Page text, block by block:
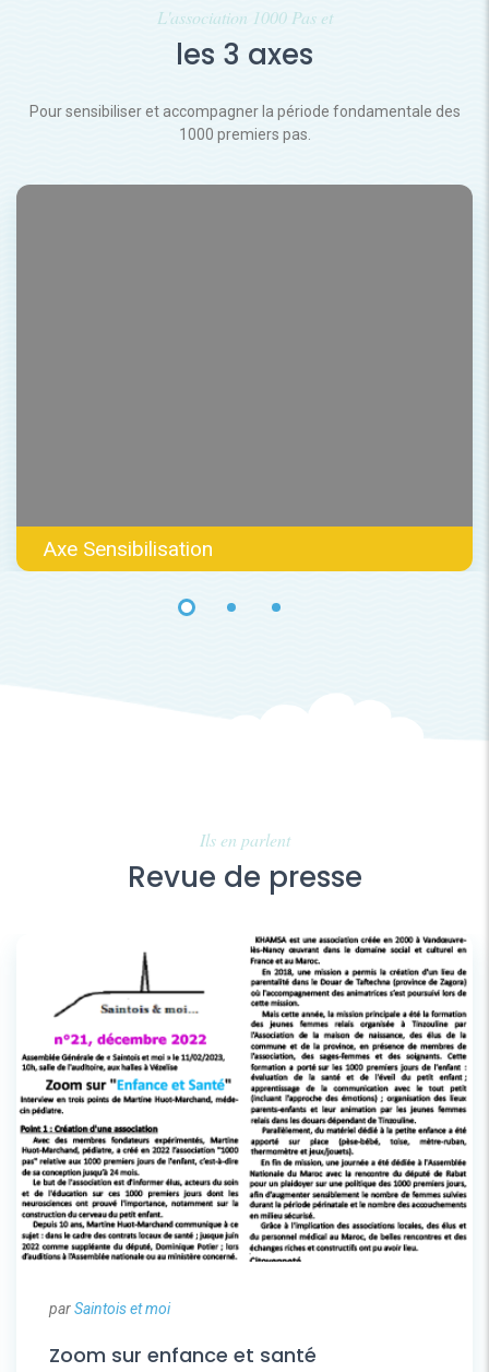
L'association 1000 Pas et
les 3 axes
Pour sensibiliser et accompagner la période fondamentale des
1000 premiers pas.
Axe Sensibilisation
Ils en parlent
Revue de presse
parSaintois et moi
Zoom sur enfance et santé